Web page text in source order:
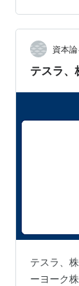
にすべて
を掲げて
イブリッ
車をも生
資本
テスラ、
テスラ、
ーヨーク